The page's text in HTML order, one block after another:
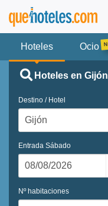
Hoteles Ocio
Hoteles en Gijón
Destino / Hotel
Entrada Sábado
Nº habitaciones